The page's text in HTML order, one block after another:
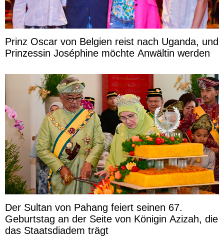
Prinz Oscar von Belgien reist nach Uganda, und
Prinzessin Joséphine möchte Anwältin werden
Der Sultan von Pahang feiert seinen 67.
Geburtstag an der Seite von Königin Azizah, die
das Staatsdiadem trägt